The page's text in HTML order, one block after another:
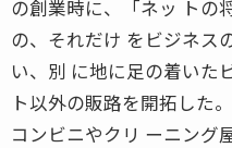
の創業時に、「ネッ トの
の、それだけ をビジネス
い、別 に地に足の着いた
ト以外の販路を開拓した。
コンビニやクリ ーニング